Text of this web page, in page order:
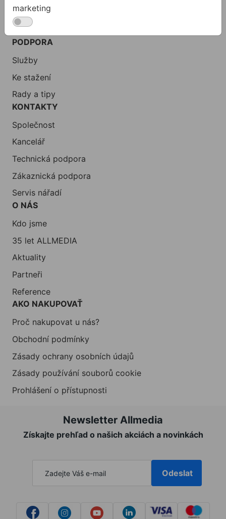
Kontakty
Akce a výprodej
PODPORA
Služby
Ke stažení
Rady a tipy
KONTAKTY
Společnost
Kancelář
Technická podpora
Zákaznická podpora
Servis nářadí
O NÁS
Kdo jsme
35 let ALLMEDIA
Aktuality
Partneři
Reference
AKO NAKUPOVAŤ
Proč nakupovat u nás?
Obchodní podmínky
Zásady ochrany osobních údajů
Zásady používání souborů cookie
Prohlášení o přístupnosti
Newsletter Allmedia
Získajte prehľad o našich akciách a novinkách
Odeslat
marketing